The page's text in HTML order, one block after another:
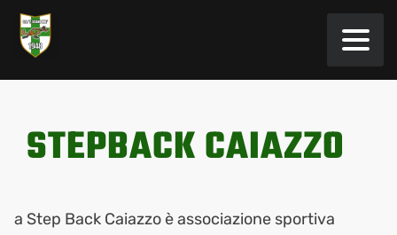
STEPBACK CAIAZZO
a Step Back Caiazzo è associazione sportiva